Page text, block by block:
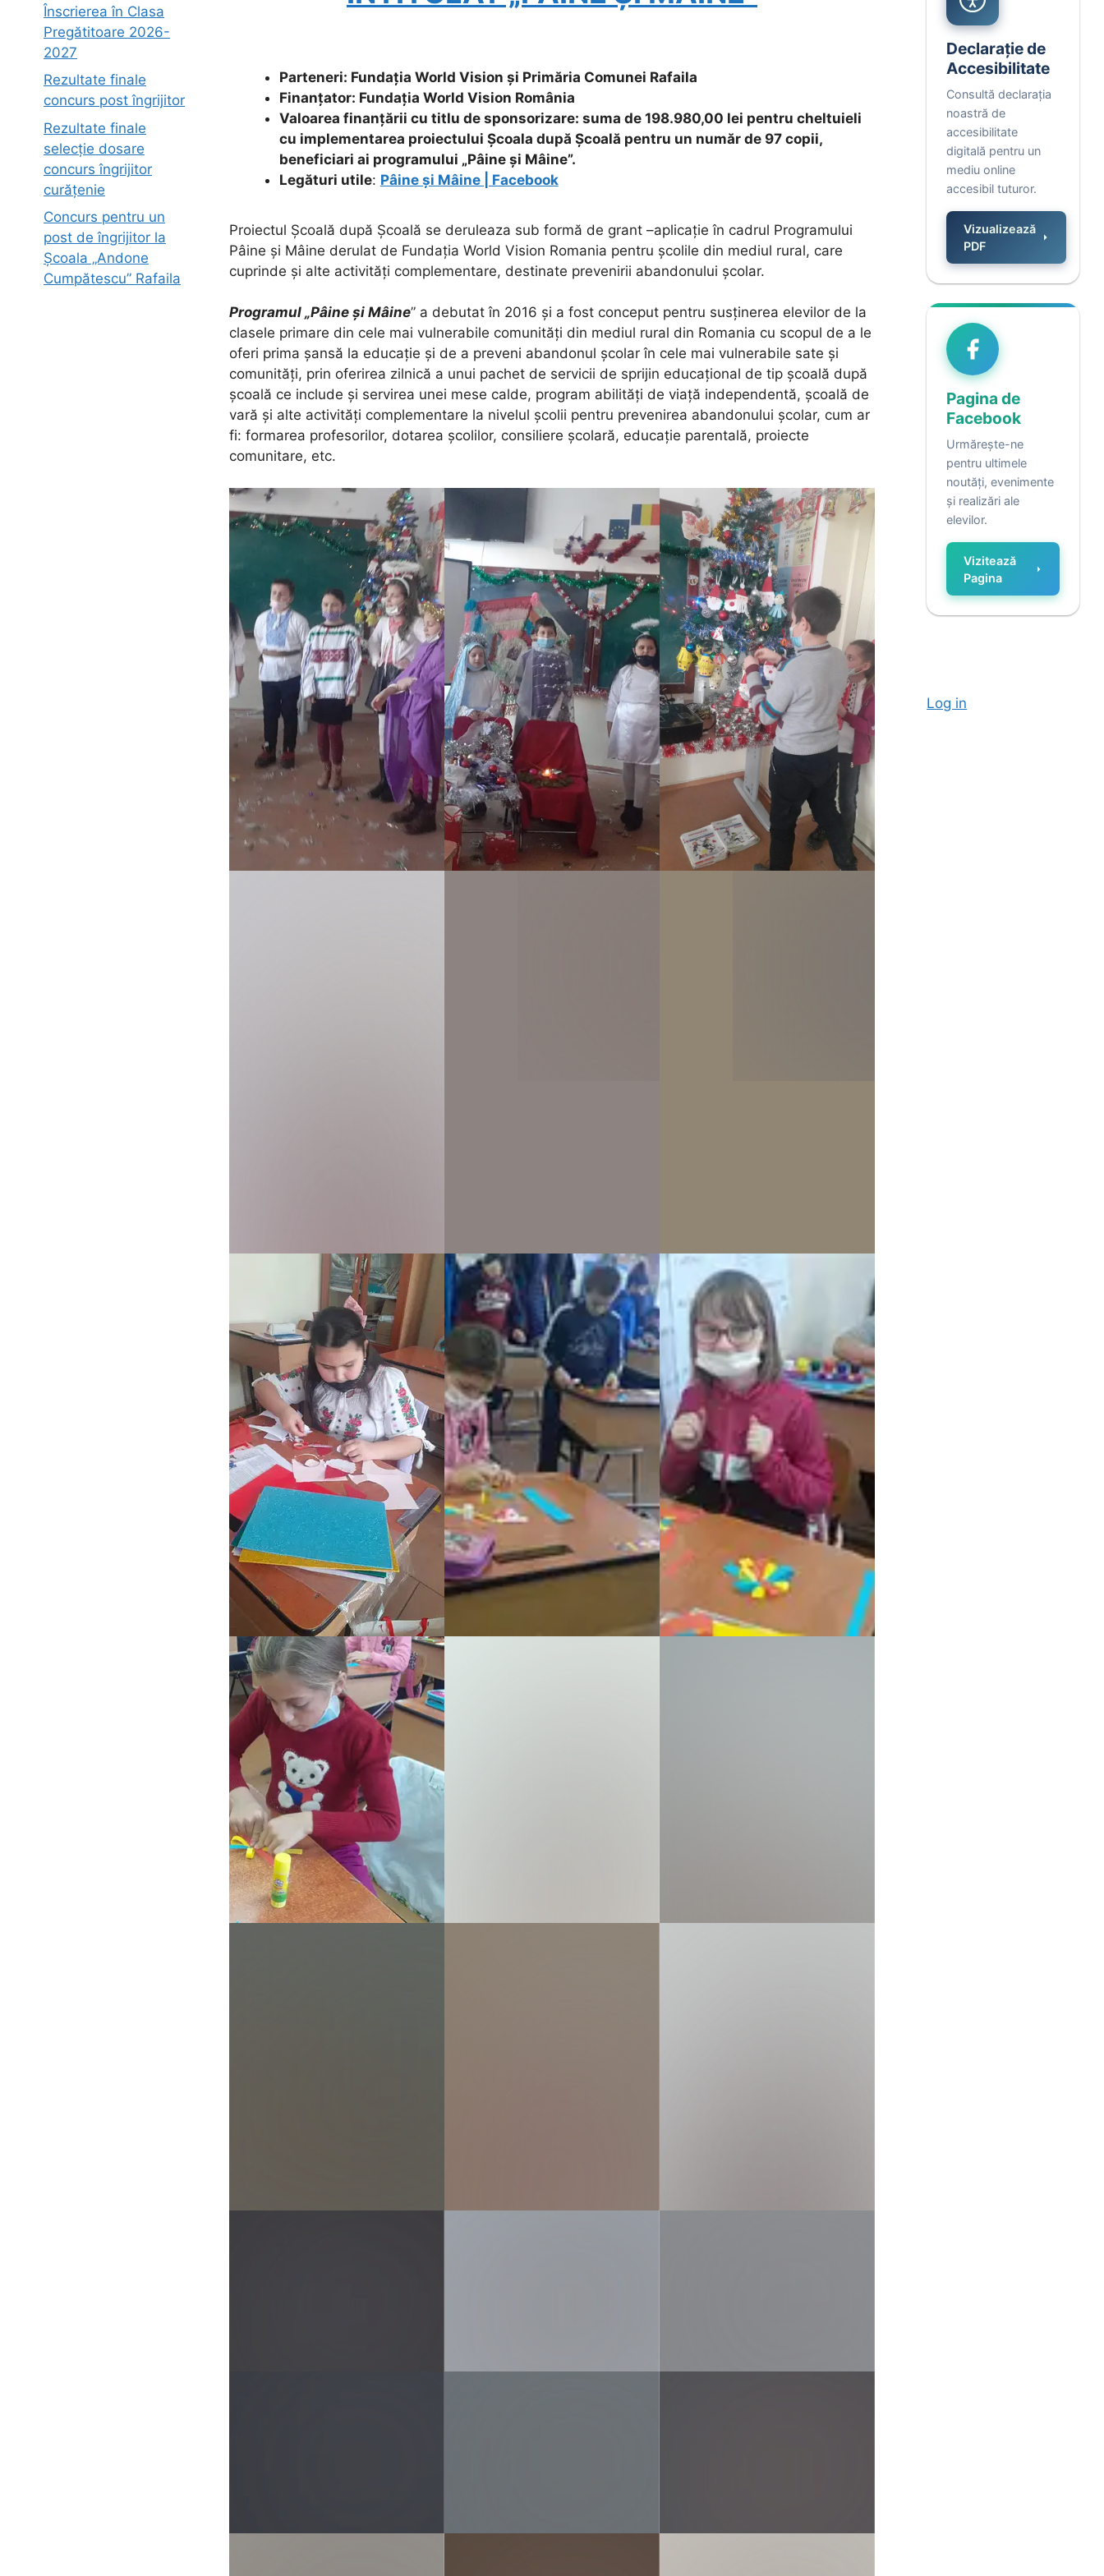
Parteneri: Fundația World Vision și Primăria Comunei Rafaila
Finanțator: Fundația World Vision România
Valoarea finanțării cu titlu de sponsorizare: suma de 198.980,00 lei pentru cheltuieli
cu implementarea proiectului Școala după Școală pentru un număr de 97 copii,
beneficiari ai programului „Pâine și Mâine”.
Legături utile: Pâine și Mâine | Facebook
Proiectul Școală după Școală se deruleaza sub formă de grant –aplicație în cadrul Programului
Pâine și Mâine derulat de Fundația World Vision Romania pentru școlile din mediul rural, care
cuprinde și alte activități complementare, destinate prevenirii abandonului școlar.
Programul „Pâine și Mâine” a debutat în 2016 și a fost conceput pentru susținerea elevilor de la
clasele primare din cele mai vulnerabile comunități din mediul rural din Romania cu scopul de a le
oferi prima șansă la educație și de a preveni abandonul școlar în cele mai vulnerabile sate și
comunități, prin oferirea zilnică a unui pachet de servicii de sprijin educațional de tip școală după
școală ce include și servirea unei mese calde, program abilități de viață independentă, școală de
vară și alte activități complementare la nivelul școlii pentru prevenirea abandonului școlar, cum ar
fi: formarea profesorilor, dotarea școlilor, consiliere școlară, educație parentală, proiecte
comunitare, etc.
Înscrierea în Clasa
Pregătitoare 2026-
2027
Rezultate finale
concurs post îngrijitor
Rezultate finale
selecție dosare
concurs îngrijitor
curățenie
Concurs pentru un
post de îngrijitor la
Școala „Andone
Cumpătescu” Rafaila
Declarație de
Accesibilitate
Consultă declarația
noastră de
accesibilitate
digitală pentru un
mediu online
accesibil tuturor.
Vizualizează
PDF
Pagina de
Facebook
Urmărește-ne
pentru ultimele
noutăți, evenimente
și realizări ale
elevilor.
Vizitează
Pagina
Log in